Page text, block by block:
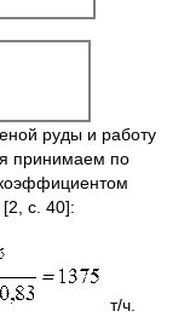
руды и работу
принимаем по
с. 40]:
т/ч.